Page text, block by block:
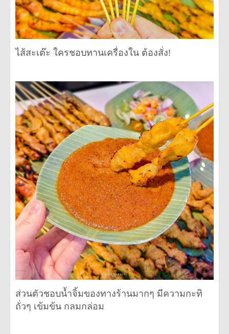
ไส้สะเต๊ะ ใครชอบทานเครื่องใน ต้องสั่ง!
ส่วนตัวชอบน้ำจิ้มของทางร้านมากๆ มีความกะทิ
ถั่วๆ เข้มข้น กลมกล่อม